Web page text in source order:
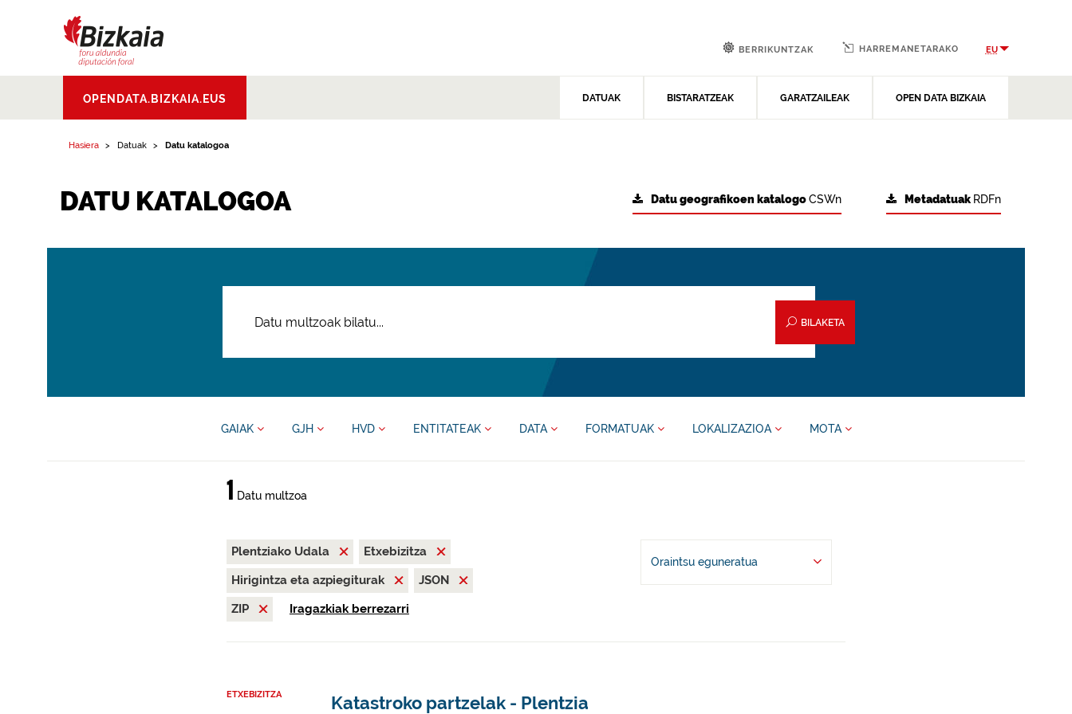
Aldundia.Diputacion
Foral de Bizkaia
OPENDATA.BIZKAIA.EUS DATUAK BISTARATZEAK GARATZAILEAK OPEN DATA BIZKAIA
BERRIKUNTZAK HARREMANETARAKO EU
Hasiera Datuak Datu katalogoa
DATU KATALOGOA Metadatuak RDFn
Datu geografikoen katalogoCSWn
BILAKETA
GAIAK GJH HVD ENTITATEAK DATA FORMATUAK LOKALIZAZIOA MOTA
1 Datu multzoa
Plentziako Udala
Etxebizitza
Hirigintza eta azpiegiturak
JSON
ZIP
Iragazkiak berrezarri
Oraintsu eguneratua
ETXEBIZITZA Katastroko partzelak - Plentzia